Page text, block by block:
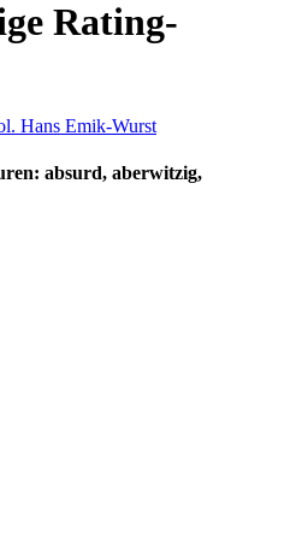
Rating-
Hans Emik-Wurst
absurd, aberwitzig,